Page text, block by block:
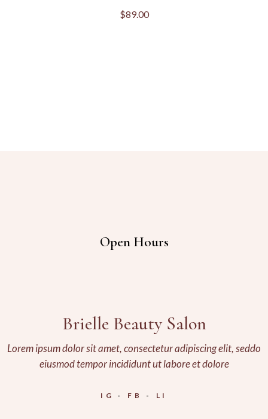
$89.00
Open Hours
Brielle Beauty Salon
Lorem ipsum dolor sit amet, consectetur adipiscing elit, seddo
eiusmod tempor incididunt ut labore et dolore
IG FB LI